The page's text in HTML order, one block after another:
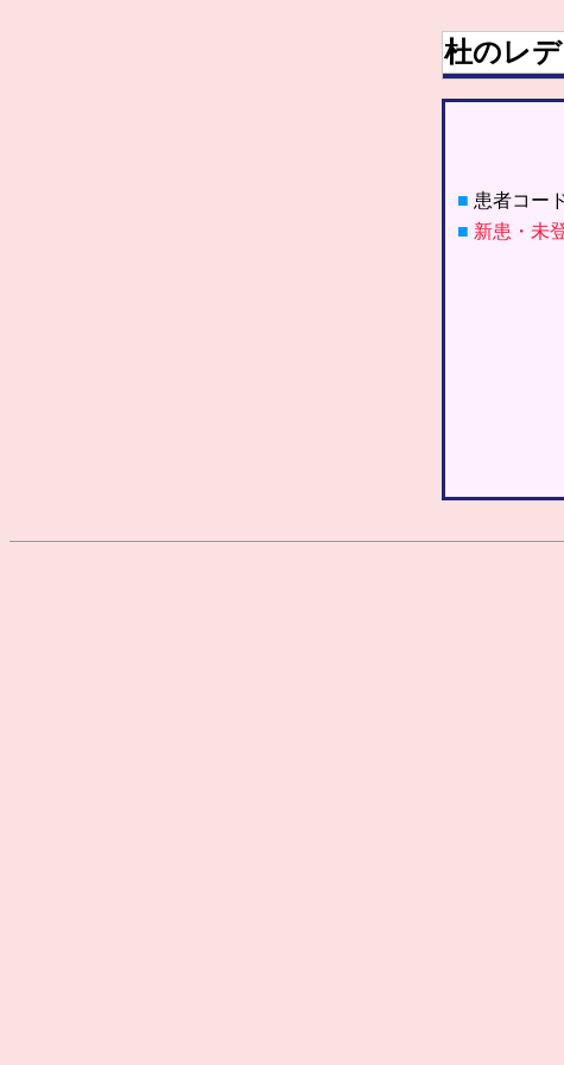
杜のレ
■ 患者コー
■ 新患・未